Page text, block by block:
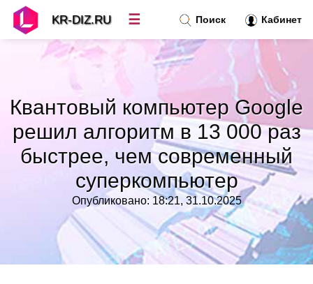
Квантовый компьютер Google
решил алгоритм в 13 000 раз
быстрее, чем современный
суперкомпьютер
Опубликовано: 18:21, 31.10.2025
Поиск Кабинет
KR-DIZ.RU ☰
Топ новостей»
Рубрики»
»
Контакт